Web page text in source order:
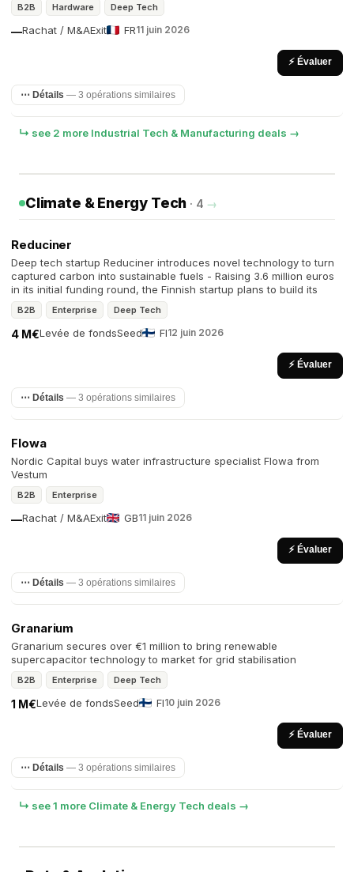
B2B Hardware Deep Tech
Rachat / M&A
— Exit FR11 juin 2026
⚡ Évaluer
⋯ Détails — 3 opérations similaires
↳ see 2 more Industrial Tech & Manufacturing deals →
Climate & Energy Tech · 4 →
Reduciner
Deep tech startup Reduciner introduces novel technology to turn
captured carbon into sustainable fuels - Raising 3.6 million euros
in its initial funding round, the Finnish startup plans to build its
B2B Enterprise Deep Tech
Levée de fonds
4 M€ Seed FI12 juin 2026
⚡ Évaluer
⋯ Détails — 3 opérations similaires
Flowa
Nordic Capital buys water infrastructure specialist Flowa from
Vestum
B2B Enterprise
Rachat / M&A
— Exit GB11 juin 2026
⚡ Évaluer
⋯ Détails — 3 opérations similaires
Granarium
Granarium secures over €1 million to bring renewable
supercapacitor technology to market for grid stabilisation
B2B Enterprise Deep Tech
Levée de fonds
1 M€ Seed FI10 juin 2026
⚡ Évaluer
⋯ Détails — 3 opérations similaires
↳ see 1 more Climate & Energy Tech deals →